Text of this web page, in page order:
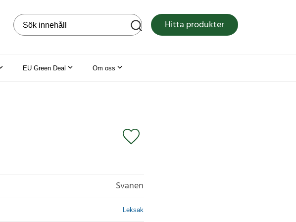
Sök på webbplatsen Hitta produkter
EU Green Deal Om oss
Svanen
Leksak